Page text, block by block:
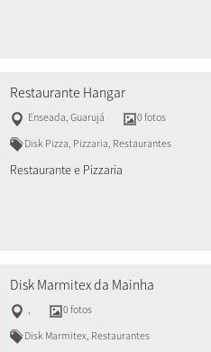
Restaurante Hangar
Enseada, Guarujá
0 fotos
Disk Pizza, Pizzaria, Restaurantes
Restaurante e Pizzaria
Disk Marmitex da Mainha
,
0 fotos
Disk Marmitex, Restaurantes